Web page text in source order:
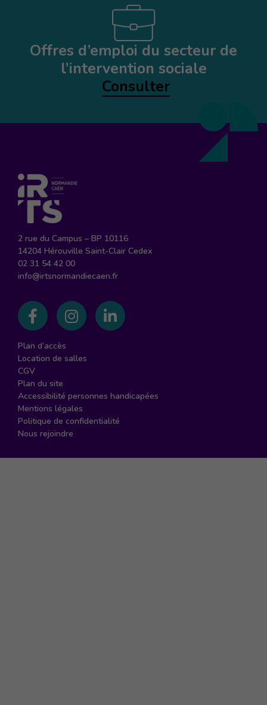
Offres d’emploi du secteur de
l’intervention sociale
Consulter
2 rue du Campus – BP 10116
14204 Hérouville Saint-Clair Cedex
02 31 54 42 00
info@irtsnormandiecaen.fr
Suivez-nous sur Facebook
Suivez-nous sur Instagram
Suivez-nous sur
Plan d’accès
Location de salles
CGV
Plan du site
Accessibilité personnes handicapées
Mentions légales
Politique de confidentialité
Nous rejoindre